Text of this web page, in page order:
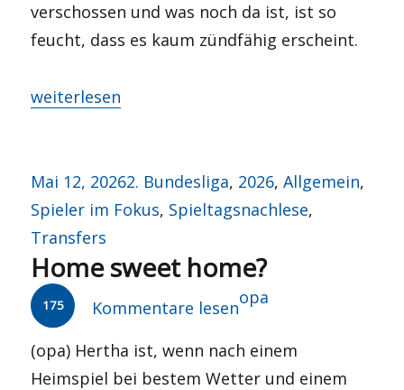
verschossen und was noch da ist, ist so
feucht, dass es kaum zündfähig erscheint.
„Saisonnachlese 2025/26“
weiterlesen
Veröffentlicht
am
Mai 12, 2026Kategorien
2. Bundesliga, 2026,Allgemein,
Spieler im Fokus, Spieltagsnachlese,
Transfers
Home sweet home?
175 Kommentare lesen
Autor
opa
(opa) Hertha ist, wenn nach einem
Heimspiel bei bestem Wetter und einem